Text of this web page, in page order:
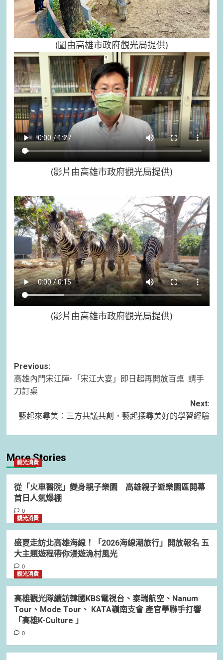
(圖由高雄市政府觀光局提供)
(影片由高雄市政府觀光局提供)
(影片由高雄市政府觀光局提供)
Post
navigation
Previous:
高雄內門宋江陣-「宋江大宴」即日起再開放百桌 請手
刀訂桌
Next:
藝起來尋美：三方共議共創，藝起探尋美好的學習經驗
More Stories
觀光消費
從「火車醫院」變身親子樂園 高雄親子遊樂園區開幕
首日人氣爆棚
0
觀光消費
盛夏走訪北高雄海線！「2026海線潮旅行」開放報名 五
大主題遊程帶你漫遊漁村風光
0
觀光消費
高雄觀光隊續訪韓國KBS電視台、泰瑞航空、Nanum
Tour、Mode Tour、 KATA嶺南支會 產官學聯手打響
「高雄K-Culture 」
0